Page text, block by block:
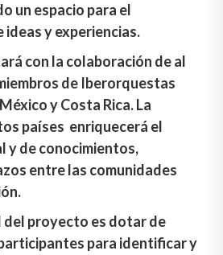
un espacio para el
ideas y experiencias.
con la colaboración de al
de Iberorquestas
y Costa Rica. La
países enriquecerá el
y de conocimientos,
entre las comunidades
del proyecto es dotar de
para identificar y